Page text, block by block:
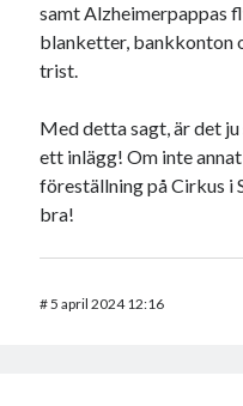
samt Alzheimerpappas
blanketter, bankkonton
trist.
Med detta sagt, är det
ett inlägg! Om inte
föreställning på Cirkus i
bra!
#5 april 2024 12:16